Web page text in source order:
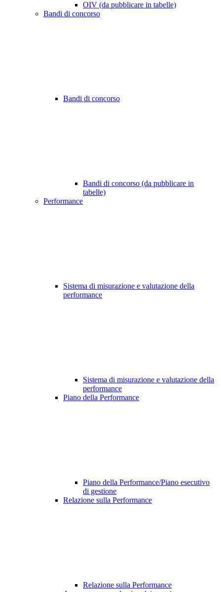
OIV (da pubblicare in tabelle)
Bandi di concorso
Bandi di concorso
Bandi di concorso (da pubblicare in
tabelle)
Performance
Sistema di misurazione e valutazione della
performance
Sistema di misurazione e valutazione della
performance
Piano della Performance
Piano della Performance/Piano esecutivo
di gestione
Relazione sulla Performance
Relazione sulla Performance